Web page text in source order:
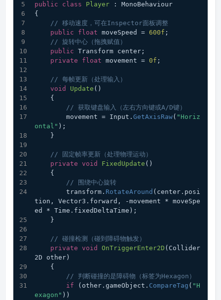
public class Player : MonoBehaviour
{
// 移动速度，可在Inspector面板调整
public
float moveSpeed = 600f ;
// 旋转中心（拖拽赋值）
public Transform center;
private
float movement = 0f ;
// 每帧更新（处理输入）
void
Update ()
    {
// 获取键盘输入（左右方向键或A/D键）
        movement = Input.
GetAxisRaw( "Horiz
ontal" );
    }
// 固定帧率更新（处理物理运动）
private void FixedUpdate ()
    {
// 围绕中心旋转
        transform.
RotateAround (center.posi
tion, Vector3.forward, -movement * moveSpe
ed * Time.fixedDeltaTime);
    }
// 碰撞检测（碰到障碍物触发）
private void OnTriggerEnter2D (Collider
2D other)
    {
// 判断碰撞的是障碍物（标签为Hexagon）
if (other.gameObject. CompareTag ( "H
exagon" ))